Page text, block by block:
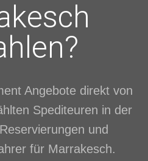
Angebote direkt von
Spediteuren in der
und
für Marrakesch.